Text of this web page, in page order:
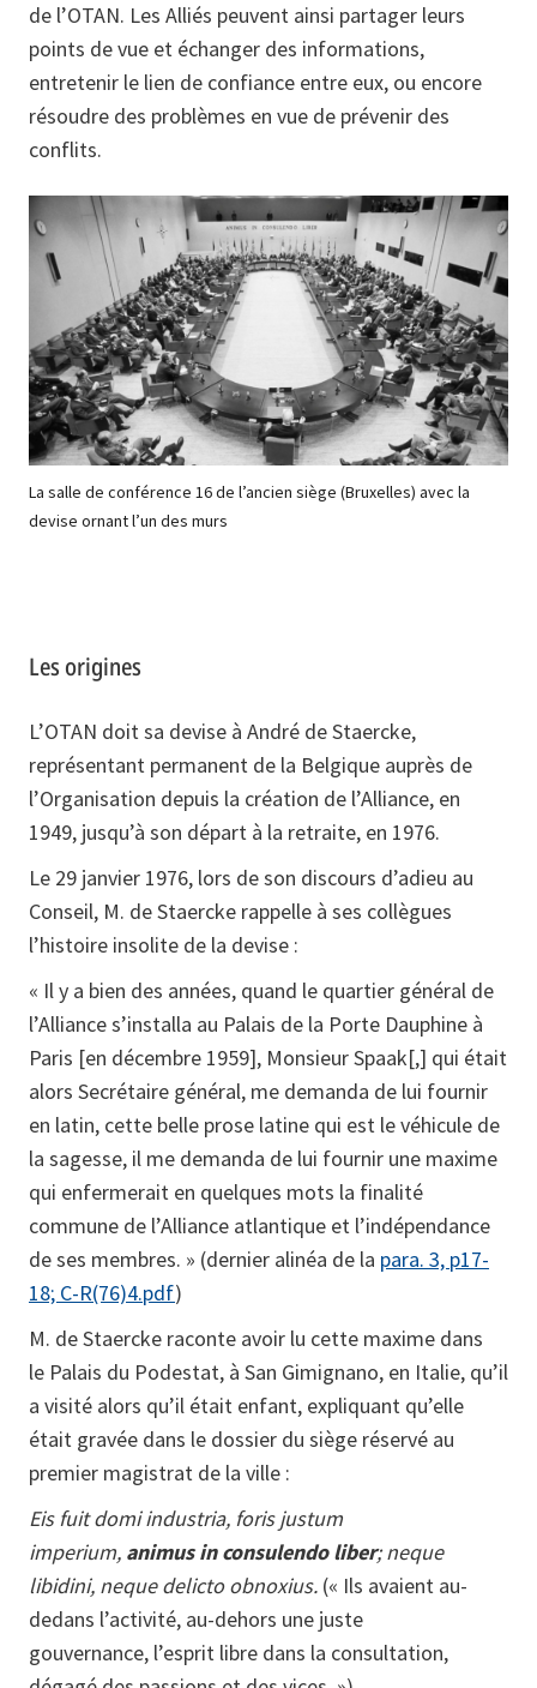
de l’OTAN. Les Alliés peuvent ainsi partager leurs
points de vue et échanger des informations,
entretenir le lien de confiance entre eux, ou encore
résoudre des problèmes en vue de prévenir des
conflits.
La salle de conférence 16 de l’ancien siège (Bruxelles) avec la
devise ornant l’un des murs
Les origines
L’OTAN doit sa devise à André de Staercke,
représentant permanent de la Belgique auprès de
l’Organisation depuis la création de l’Alliance, en
1949, jusqu’à son départ à la retraite, en 1976.
Le 29 janvier 1976, lors de son discours d’adieu au
Conseil, M. de Staercke rappelle à ses collègues
l’histoire insolite de la devise :
« Il y a bien des années, quand le quartier général de
l’Alliance s’installa au Palais de la Porte Dauphine à
Paris [en décembre 1959], Monsieur Spaak[,] qui était
alors Secrétaire général, me demanda de lui fournir
en latin, cette belle prose latine qui est le véhicule de
la sagesse, il me demanda de lui fournir une maxime
qui enfermerait en quelques mots la finalité
commune de l’Alliance atlantique et l’indépendance
de ses membres. » (dernier alinéa de la para. 3, p17-
18; C-R(76)4.pdf)
M. de Staercke raconte avoir lu cette maxime dans
le Palais du Podestat, à San Gimignano, en Italie, qu’il
a visité alors qu’il était enfant, expliquant qu’elle
était gravée dans le dossier du siège réservé au
premier magistrat de la ville :
Eis fuit domi industria, foris justum
imperium, animus in consulendo liber; neque
libidini, neque delicto obnoxius. (« Ils avaient au-
dedans l’activité, au-dehors une juste
gouvernance, l’esprit libre dans la consultation,